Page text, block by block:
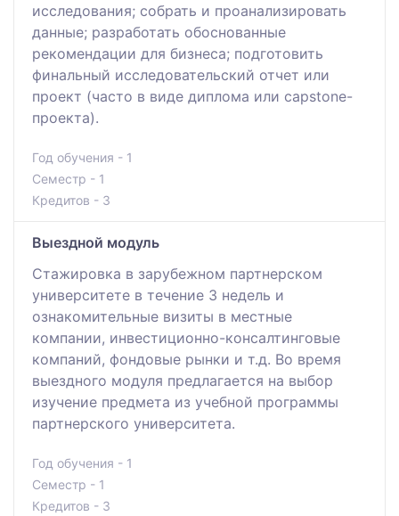
исследования; собрать и проанализировать
данные; разработать обоснованные
рекомендации для бизнеса; подготовить
финальный исследовательский отчет или
проект (часто в виде диплома или capstone-
проекта).
Год обучения - 1
Семестр - 1
Кредитов - 3
Выездной модуль
Стажировка в зарубежном партнерском
университете в течение 3 недель и
ознакомительные визиты в местные
компании, инвестиционно-консалтинговые
компаний, фондовые рынки и т.д. Во время
выездного модуля предлагается на выбор
изучение предмета из учебной программы
партнерского университета.
Год обучения - 1
Семестр - 1
Кредитов - 3